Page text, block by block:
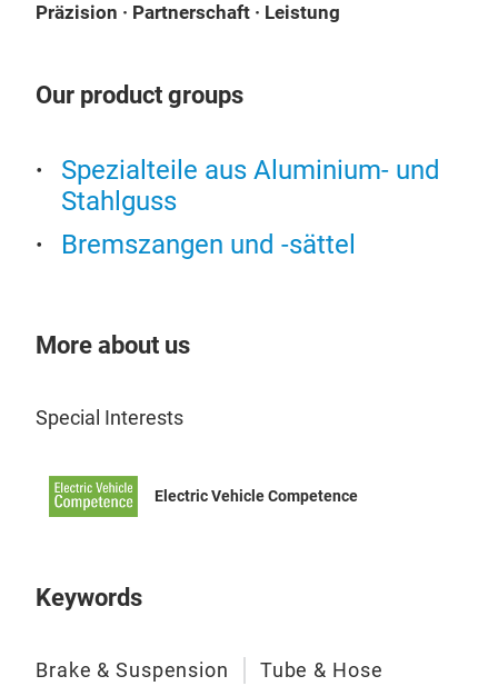
Präzision · Partnerschaft · Leistung
Our product groups
Spezialteile aus Aluminium- und
Stahlguss
Bremszangen und -sättel
More about us
Special Interests
Electric Vehicle Competence
Keywords
Brake & Suspension
Tube & Hose